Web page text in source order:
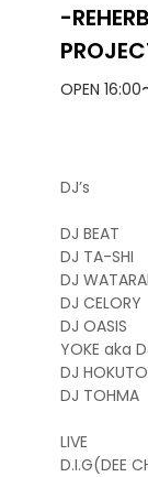
-
OPEN
DJ’s
DJ BEAT
DJ TA-SHI
DJ WATARAI
DJ CELORY
DJ OASIS
YOKE aka
DJ HOKUTO
DJ TOHMA
LIVE
D.I.G(DEE